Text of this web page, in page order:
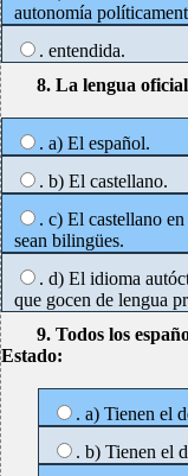
autonomía
. entendida.
8. La lengua
. a) El español.
. b) El castellano.
. c) El castellano
sean bilingües.
. d) El idioma
que gocen de lengua
9. Todos los
Estado:
. a) Tienen el
. b) Tienen el